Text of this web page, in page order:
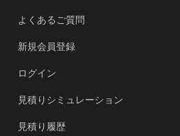
よくあるご質問
新規会員登録
ログイン
見積りシミュレーション
見積り履歴